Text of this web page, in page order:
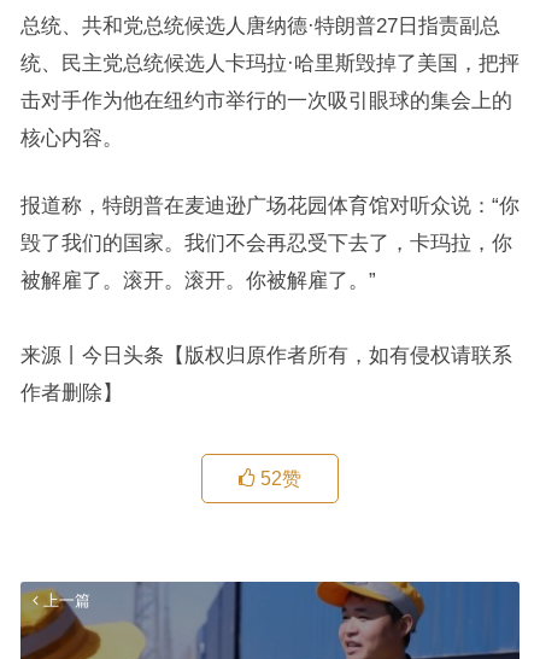
总统、共和党总统候选人唐纳德·特朗普27日指责副总
统、民主党总统候选人卡玛拉·哈里斯毁掉了美国，把抨
击对手作为他在纽约市举行的一次吸引眼球的集会上的
核心内容。
报道称，特朗普在麦迪逊广场花园体育馆对听众说：“你
毁了我们的国家。我们不会再忍受下去了，卡玛拉，你
被解雇了。滚开。滚开。你被解雇了。”
来源丨今日头条【版权归原作者所有，如有侵权请联系
作者删除】
52赞
上一篇